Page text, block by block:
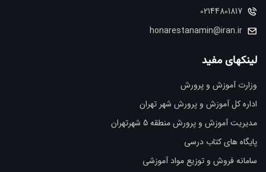
02144801817
honarestanamin@iran.ir
لینکهای مفید
وزارت آموزش و پرورش
اداره کل آموزش و پرورش شهر تهران
مدیریت آموزش و پرورش منطقه 5 شهرتهران
پایگاه های کتاب درسی
سامانه فروش و توزیع مواد آموزشی